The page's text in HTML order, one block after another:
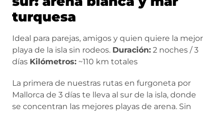
turquesa
Ideal para parejas, amigos y quien quiere la mejor
playa de la isla sin rodeos. Duración: 2 noches / 3
días Kilómetros: ~110 km totales
La primera de nuestras rutas en furgoneta por
Mallorca de 3 días te lleva al sur de la isla, donde
se concentran las mejores playas de arena. Sin